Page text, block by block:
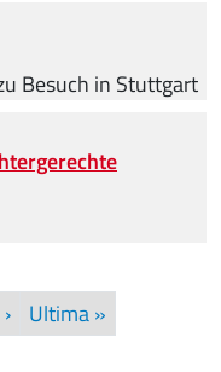
Besuch in Stuttgart
Nächste
Ultima »